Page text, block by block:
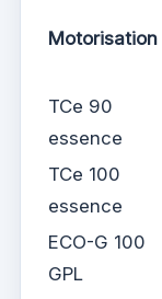
Motorisation
TCe 90
essence
TCe 100
essence
ECO-G 100
GPL